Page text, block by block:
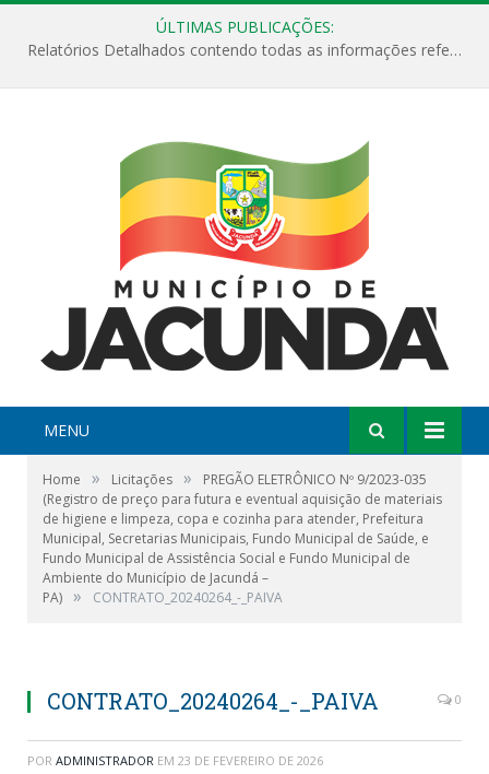
ÚLTIMAS PUBLICAÇÕES:
Relatórios Detalhados contendo todas as informações referentes a execução de recursos destinados ao fomento de projetos culturais no Município de Jacundá entre os anos de 2022 ao presente ano de 2026.
MENU
Home » Licitações »
PREGÃO ELETRÔNICO Nº 9/2023-035
(Registro de preço para futura e eventual aquisição de materiais
de higiene e limpeza, copa e cozinha para atender, Prefeitura
Municipal, Secretarias Municipais, Fundo Municipal de Saúde, e
Fundo Municipal de Assistência Social e Fundo Municipal de
Ambiente do Município de Jacundá –
PA) » CONTRATO_20240264_-_PAIVA
CONTRATO_20240264_-_PAIVA 0
POR ADMINISTRADOR EM 23 DE FEVEREIRO DE 2026